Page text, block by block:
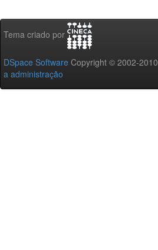
Tema criado por
DSpace Software Copyright © 2002-2010
a administração